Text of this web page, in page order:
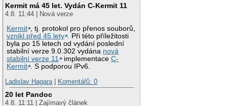
Kermit má 45 let. Vydán C-Kermit 11
4.8. 11:44 | Nová verze
Kermit , tj. protokol pro přenos souborů,
vznikl před 45 lety . Při této příležitosti
byla po 15 letech od vydání poslední
stabilní verze 9.0.302 vydána nová
stabilní verze 11
implementaceC-
Kermit . S podporou IPv6.
Ladislav Hagara | Komentářů: 0
20 let Pandoc
4.8. 11:11 | Zajímavý článek